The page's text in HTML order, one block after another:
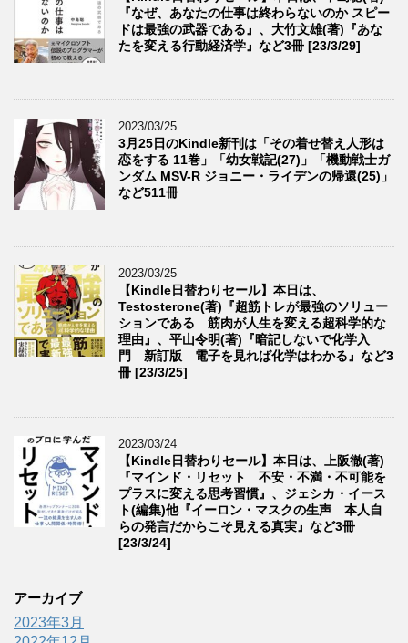
『なぜ、あなたの仕事は終わらないのか スピー
ドは最強の武器である』、大竹文雄(著)『あな
たを変える行動経済学』など3冊 [23/3/29]
2023/03/25
3月25日のKindle新刊は「その着せ替え人形は
恋をする 11巻」「幼女戦記(27)」「機動戦士ガ
ンダム MSV-R ジョニー・ライデンの帰還(25)」
など511冊
2023/03/25
【Kindle日替わりセール】本日は、
Testosterone(著)『超筋トレが最強のソリュー
ションである 筋肉が人生を変える超科学的な
理由』、平山令明(著)『暗記しないで化学入
門 新訂版 電子を見れば化学はわかる』など3
冊 [23/3/25]
2023/03/24
【Kindle日替わりセール】本日は、上阪徹(著)
『マインド・リセット 不安・不満・不可能を
プラスに変える思考習慣』、ジェシカ・イース
ト(編集)他『イーロン・マスクの生声 本人自
らの発言だからこそ見える真実』など3冊
[23/3/24]
アーカイブ
2023年3月